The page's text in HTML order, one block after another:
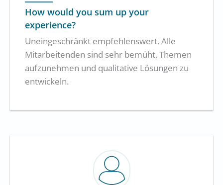
How would you sum up your
experience?
Uneingeschränkt empfehlenswert. Alle
Mitarbeitenden sind sehr bemüht, Themen
aufzunehmen und qualitative Lösungen zu
entwickeln.